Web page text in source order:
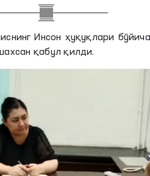
Инсон ҳуқуқлари
қабул қилди.